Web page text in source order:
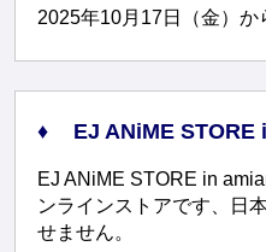
2025年10月17日（金）か
EJ ANiME STORE
EJ ANiME STORE in
ンラインストアです、日
せません。